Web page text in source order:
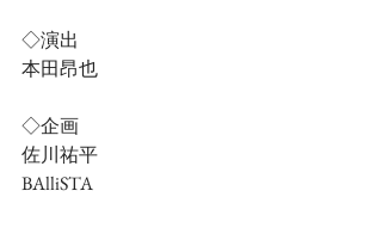
◇演出
本田昂也
◇企画
佐川祐平
BAlliSTA